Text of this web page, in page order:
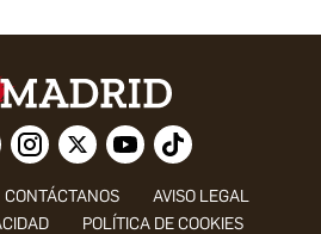
CONTÁCTANOS
AVISO LEGAL
POLÍTICA DE COOKIES